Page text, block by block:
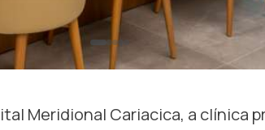
Meridional Cariacica, a clínica